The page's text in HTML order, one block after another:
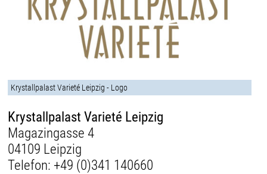
Krystallpalast Varieté Leipzig - Logo
Krystallpalast Varieté Leipzig
Magazingasse 4
04109 Leipzig
Telefon: +49 (0)341 140660